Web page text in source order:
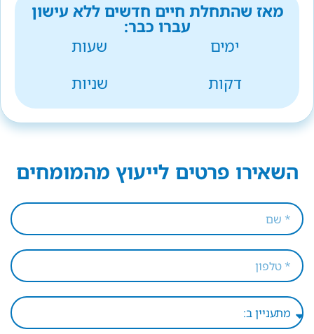
מאז שהתחלת חיים חדשים ללא עישון
עברו כבר:
ימים
שעות
דקות
שניות
השאירו פרטים לייעוץ מהמומחים